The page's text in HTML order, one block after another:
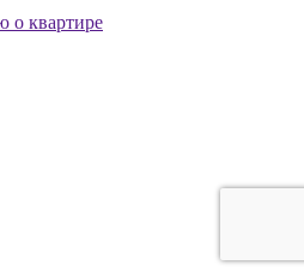
о квартире